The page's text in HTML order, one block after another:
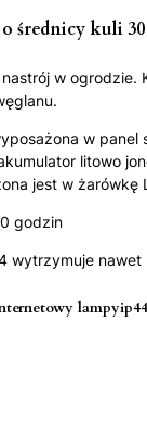
średnicy kuli
w ogrodzie.
w
litowo
jest w żarówkę
godzin
wytrzymuje